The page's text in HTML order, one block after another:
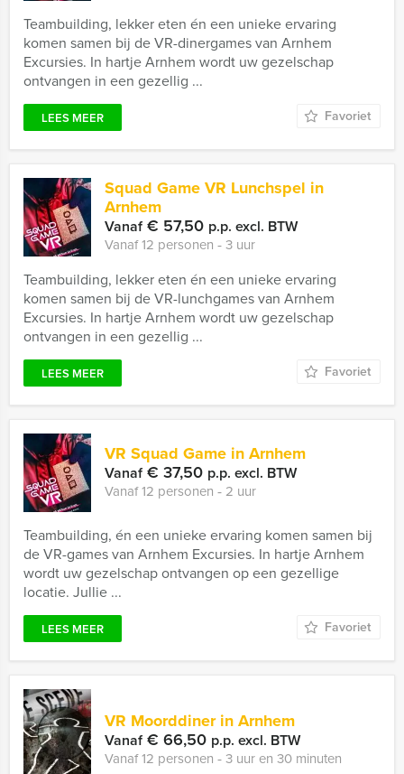
Teambuilding, lekker eten én een unieke ervaring
komen samen bij de VR-dinergames van Arnhem
Excursies. In hartje Arnhem wordt uw gezelschap
ontvangen in een gezellig ...
LEES MEER Favoriet
Squad Game VR Lunchspel in
Arnhem
Vanaf€ 57,50 p.p. excl. BTW
Vanaf 12 personen ‐ 3 uur
Teambuilding, lekker eten én een unieke ervaring
komen samen bij de VR-lunchgames van Arnhem
Excursies. In hartje Arnhem wordt uw gezelschap
ontvangen in een gezellig ...
LEES MEER Favoriet
VR Squad Game in Arnhem
Vanaf€ 37,50 p.p. excl. BTW
Vanaf 12 personen ‐ 2 uur
Teambuilding, én een unieke ervaring komen samen bij
de VR-games van Arnhem Excursies. In hartje Arnhem
wordt uw gezelschap ontvangen op een gezellige
locatie. Jullie ...
LEES MEER Favoriet
VR Moorddiner in Arnhem
Vanaf€ 66,50 p.p. excl. BTW
Vanaf 12 personen ‐ 3 uur en 30 minuten